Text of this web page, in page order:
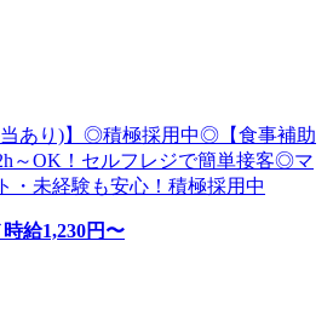
当あり)】◎積極採用中◎【食事補助
～OK！セルフレジで簡単接客◎マ
・未経験も安心！積極採用中
時給1,230円〜